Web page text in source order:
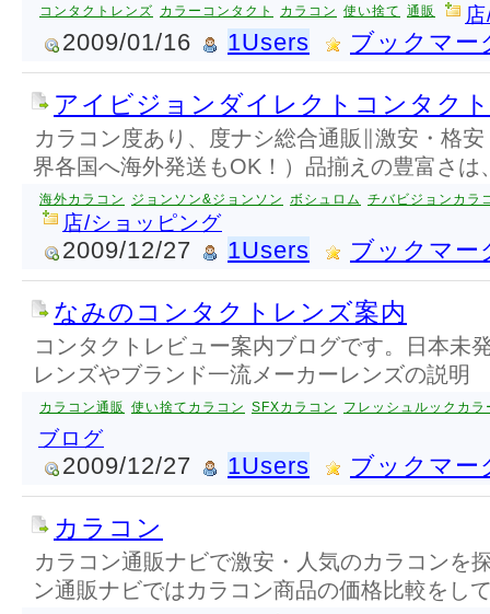
コンタクトレンズ カラーコンタクト カラコン 使い捨て 通販
2009/01/16 1Users ブックマー
アイビジョンダイレクトコンタク
カラコン度あり、度ナシ総合通販∥激安・格
界各国へ海外発送もOK！）品揃えの豊富さは
海外カラコン ジョンソン&ジョンソン ボシュロム チバビジョンカラ
店/ショッピング
2009/12/27 1Users ブックマー
なみのコンタクトレンズ案内
コンタクトレビュー案内ブログです。日本未
レンズやブランド一流メーカーレンズの説明
カラコン通販 使い捨てカラコン SFXカラコン フレッシュルックカラ
ブログ
2009/12/27 1Users ブックマー
カラコン
カラコン通販ナビで激安・人気のカラコンを
ン通販ナビではカラコン商品の価格比較をし